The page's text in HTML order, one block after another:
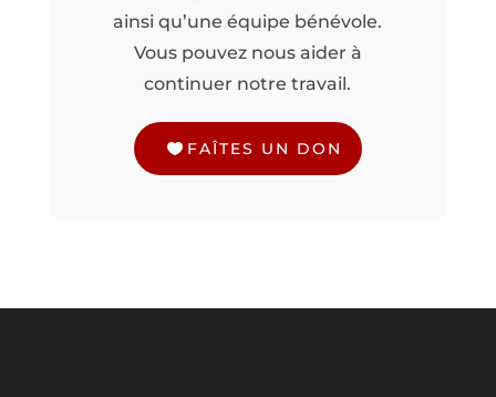
ainsi qu’une équipe bénévole.
Vous pouvez nous aider à
continuer notre travail.
FAÎTES UN DON